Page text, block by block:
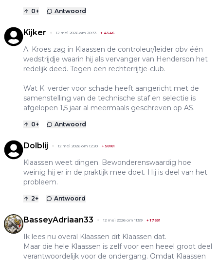
0+ Antwoord
Kijker 12 mei 2026 om 20:33 + 4346
A. Kroes zag in Klaassen de controleur/leider obv één
wedstrijdje waarin hij als vervanger van Henderson het
redelijk deed. Tegen een rechterrijtje-club.
Wat K. verder voor schade heeft aangericht met de
samenstelling van de technische staf en selectie is
afgelopen 1,5 jaar al meermaals geschreven op AS.
0+ Antwoord
Dolblij 12 mei 2026 om 12:20 +58181
Klaassen weet dingen. Bewonderenswaardig hoe
weinig hij er in de praktijk mee doet. Hij is deel van het
probleem.
2+ Antwoord
BasseyAdriaan33 12 mei 2026 om 11:59 +17631
Ik lees nu overal Klaassen dit Klaassen dat.
Maar die hele Klaassen is zelf voor een heeel groot deel
verantwoordelijk voor de ondergang. Omdat Klaassen